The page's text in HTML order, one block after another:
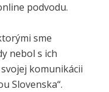
podvodu.
sme
nebol s ich
komunikácii
Slovenska“.